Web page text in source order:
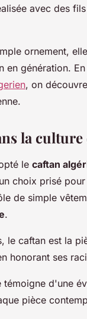
avec des
ornement,
en génération.
, on
la
le caftan
choix prisé
de simple
.
le caftan est la
honorant ses
d'une
pièce